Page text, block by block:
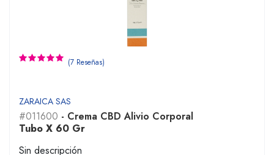
(7 Reseñas)
ZARAICA SAS
#011600 - Crema CBD Alivio Corporal
Tubo X 60 Gr
Sin descripción